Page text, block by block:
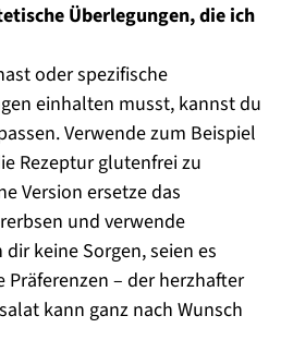
Überlegungen, die ich
oder spezifische
einhalten musst, kannst du
Verwende zum Beispiel
Rezeptur glutenfrei zu
Version ersetze das
und verwende
keine Sorgen, seien es
– der herzhafter
kann ganz nach Wunsch